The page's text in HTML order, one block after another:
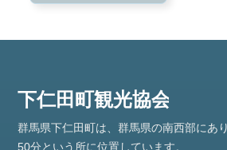
群馬県下仁田町は、群馬県の南西部にあ
50分という所に位置しています。